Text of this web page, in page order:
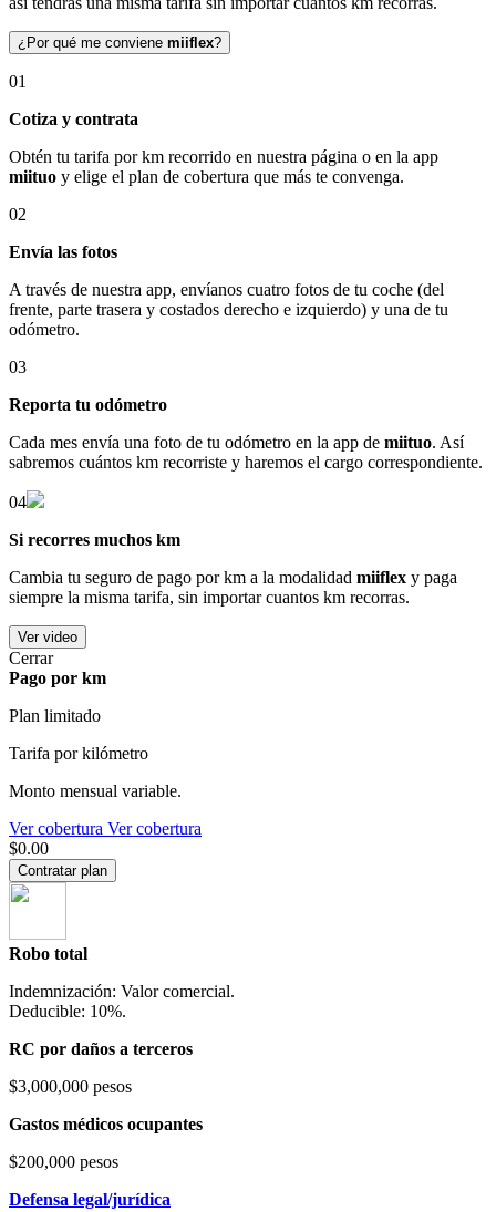
¿Por qué me conviene miiflex?
01
Cotiza y contrata
Obtén tu tarifa por km recorrido en nuestra página o en la app
miituo y elige el plan de cobertura que más te convenga.
02
Envía las fotos
A través de nuestra app, envíanos cuatro fotos de tu coche (del
frente, parte trasera y costados derecho e izquierdo) y una de tu
odómetro.
03
Reporta tu odómetro
Cada mes envía una foto de tu odómetro en la app de miituo. Así
sabremos cuántos km recorriste y haremos el cargo correspondiente.
04
Si recorres muchos km
Cambia tu seguro de pago por km a la modalidad miiflex y paga
siempre la misma tarifa, sin importar cuantos km recorras.
Ver video
Cerrar
Pago por km
Plan limitado
Tarifa por kilómetro
Monto mensual variable.
Ver cobertura Ver cobertura
$0.00
Contratar plan
Robo total
Indemnización: Valor comercial.
Deducible: 10%.
RC por daños a terceros
$3,000,000 pesos
Gastos médicos ocupantes
$200,000 pesos
Defensa legal/jurídica